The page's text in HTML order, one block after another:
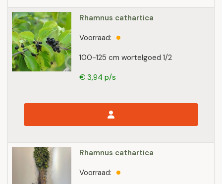
Rhamnus cathartica
100-125 cm wortelgoed 1/2
Voorraad:
€ 3,94 p/s
Rhamnus cathartica
Voorraad: